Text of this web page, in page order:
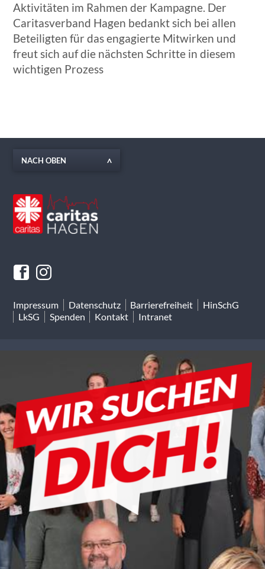
Aktivitäten im Rahmen der Kampagne. Der
Caritasverband Hagen bedankt sich bei allen
Beteiligten für das engagierte Mitwirken und
freut sich auf die nächsten Schritte in diesem
wichtigen Prozess
NACH OBEN
Impressum Datenschutz Barrierefreiheit
HinSchG
LkSG
Spenden Kontakt Intranet